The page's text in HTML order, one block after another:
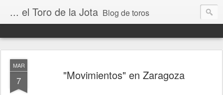
... el Toro de la Jota Blog de toros
MAR
7 "Movimientos" en Zaragoza